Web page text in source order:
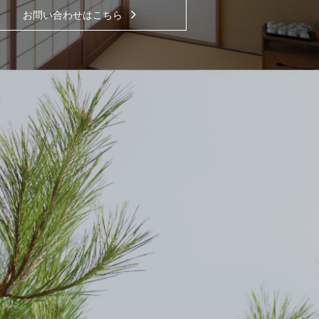
お問い合わせはこちら